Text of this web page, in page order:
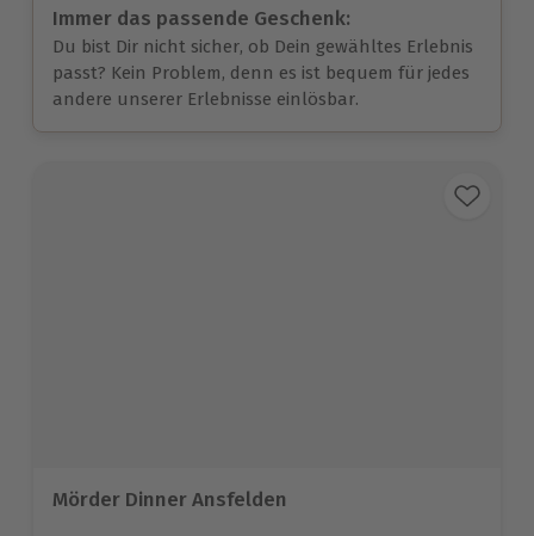
Immer das passende Geschenk:
Du bist Dir nicht sicher, ob Dein gewähltes Erlebnis
passt? Kein Problem, denn es ist bequem für jedes
andere unserer Erlebnisse einlösbar.
Mörder Dinner Ansfelden